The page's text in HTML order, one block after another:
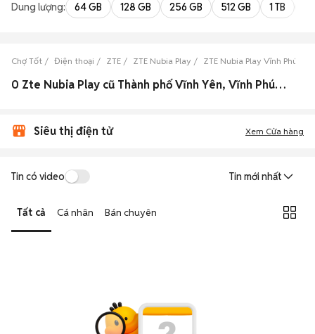
Dung lượng: 64 GB 128 GB 256 GB 512 GB 1 TB
Chợ Tốt Điện thoại ZTE ZTE Nubia Play ZTE Nubia Play Vĩnh Phúc
0 Zte Nubia Play cũ Thành phố Vĩnh Yên, Vĩnh Phúc đẹp
Siêu thị điện tử Xem Cửa hàng
Tin có video Tin mới nhất
Tất cả Cá nhân Bán chuyên